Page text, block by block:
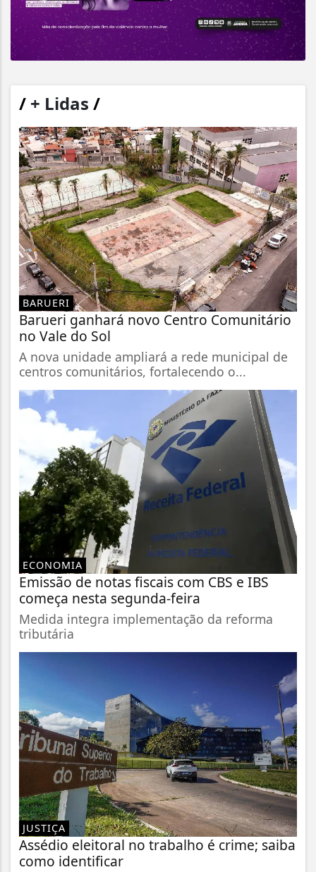
/ + Lidas /
BARUERI
Barueri ganhará novo Centro Comunitário
no Vale do Sol
A nova unidade ampliará a rede municipal de
centros comunitários, fortalecendo o...
ECONOMIA
Emissão de notas fiscais com CBS e IBS
começa nesta segunda-feira
Medida integra implementação da reforma
tributária
JUSTIÇA
Assédio eleitoral no trabalho é crime; saiba
como identificar